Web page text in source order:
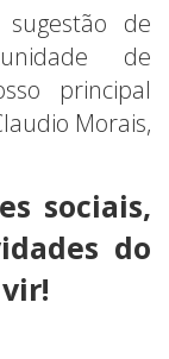
de
de
principal
Morais,
sociais,
do